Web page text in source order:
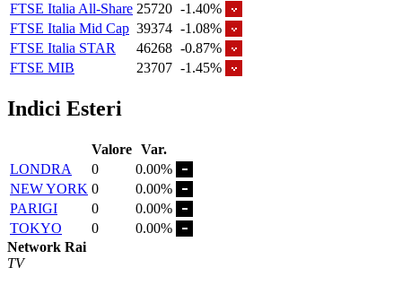
FTSE Italia All-Share 25720 -1.40%
FTSE Italia Mid Cap 39374 -1.08%
FTSE Italia STAR
46268 -0.87%
FTSE MIB
23707 -1.45%
Indici Esteri
Valore Var.
LONDRA
0
0.00%
NEW YORK 0
0.00%
PARIGI
0
0.00%
TOKYO
0
0.00%
Network Rai
TV